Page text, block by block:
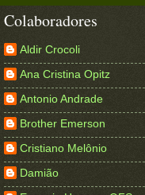
Colaboradores
Aldir Crocoli
Ana Cristina Opitz
Antonio Andrade
Brother Emerson
Cristiano Melônio
Damião